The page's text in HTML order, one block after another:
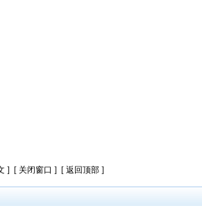
] [ 关闭窗口 ] [ 返回顶部 ]